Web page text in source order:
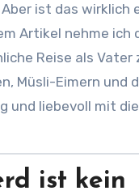
ist das wirklich
Artikel nehme ich
Reise als Vater
Müsli-Eimern und
und liebevoll mit
ist kein